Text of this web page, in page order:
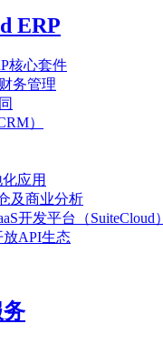
ERP
核心套件
务管理
）
应用
及商业分析
开发平台（SuiteCloud）
API生态